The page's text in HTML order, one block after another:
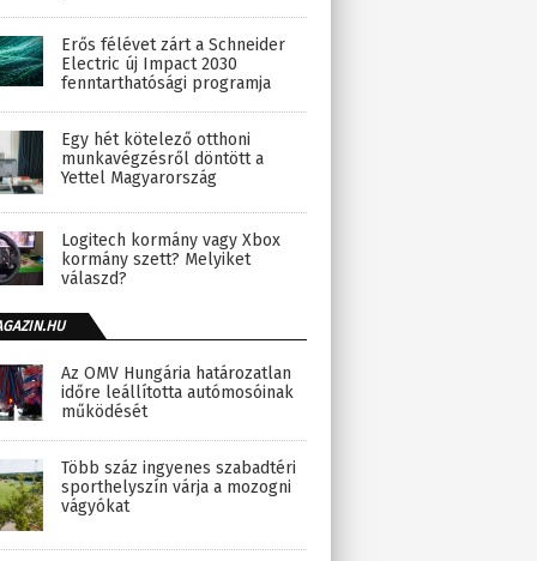
Erős félévet zárt a Schneider
Electric új Impact 2030
fenntarthatósági programja
Egy hét kötelező otthoni
munkavégzésről döntött a
Yettel Magyarország
Logitech kormány vagy Xbox
kormány szett? Melyiket
válaszd?
Az OMV Hungária határozatlan
időre leállította autómosóinak
működését
Több száz ingyenes szabadtéri
sporthelyszín várja a mozogni
vágyókat